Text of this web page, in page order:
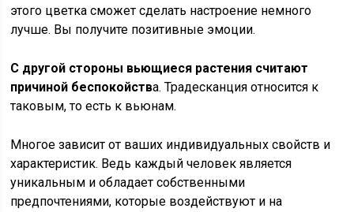
этого цветка сможет сделать настроение немного
лучше. Вы получите позитивные эмоции.
С другой стороны вьющиеся растения считают
причиной беспокойства. Традесканция относится к
таковым, то есть к вьюнам.
Многое зависит от ваших индивидуальных свойств и
характеристик. Ведь каждый человек является
уникальным и обладает собственными
предпочтениями, которые воздействуют и на